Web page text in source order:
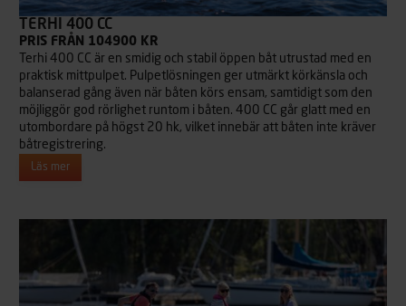
TERHI 400 CC
PRIS FRÅN 104900 KR
Terhi 400 CC är en smidig och stabil öppen båt utrustad med en
praktisk mittpulpet. Pulpetlösningen ger utmärkt körkänsla och
balanserad gång även när båten körs ensam, samtidigt som den
möjliggör god rörlighet runtom i båten. 400 CC går glatt med en
utombordare på högst 20 hk, vilket innebär att båten inte kräver
båtregistrering.
Läs mer